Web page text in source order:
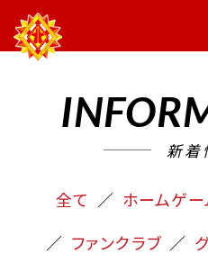
新着
全て ホームゲ
ファンクラブ